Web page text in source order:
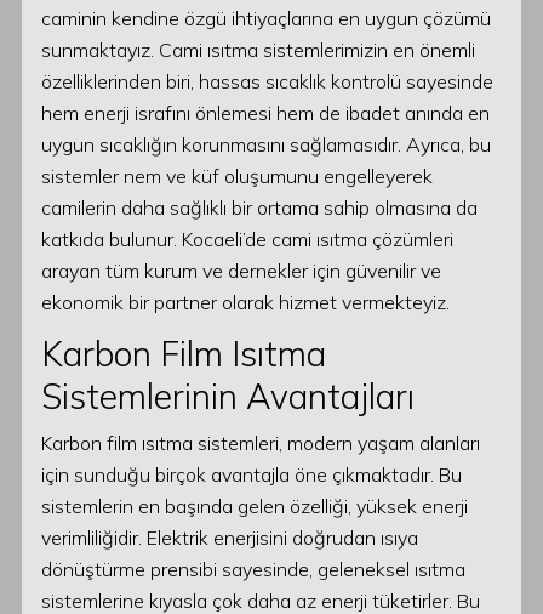
caminin kendine özgü ihtiyaçlarına en uygun çözümü
sunmaktayız. Cami ısıtma sistemlerimizin en önemli
özelliklerinden biri, hassas sıcaklık kontrolü sayesinde
hem enerji israfını önlemesi hem de ibadet anında en
uygun sıcaklığın korunmasını sağlamasıdır. Ayrıca, bu
sistemler nem ve küf oluşumunu engelleyerek
camilerin daha sağlıklı bir ortama sahip olmasına da
katkıda bulunur. Kocaeli’de cami ısıtma çözümleri
arayan tüm kurum ve dernekler için güvenilir ve
ekonomik bir partner olarak hizmet vermekteyiz.
Karbon Film Isıtma
Sistemlerinin Avantajları
Karbon film ısıtma sistemleri, modern yaşam alanları
için sunduğu birçok avantajla öne çıkmaktadır. Bu
sistemlerin en başında gelen özelliği, yüksek enerji
verimliliğidir. Elektrik enerjisini doğrudan ısıya
dönüştürme prensibi sayesinde, geleneksel ısıtma
sistemlerine kıyasla çok daha az enerji tüketirler. Bu